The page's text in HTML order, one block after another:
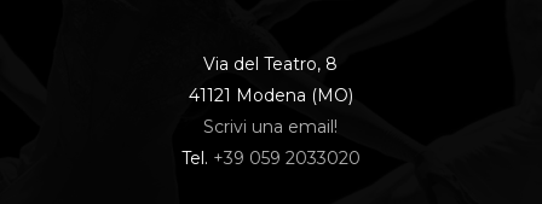
Via del Teatro, 8
41121 Modena (MO)
Scrivi una email!
Tel. +39 059 2033020